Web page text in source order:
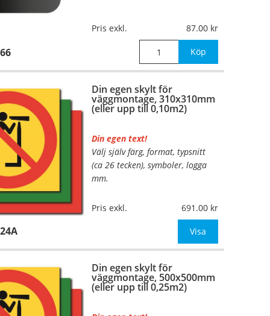
Pris exkl. 87.00
Köp
Din egen skylt för
väggmontage, 310x310mm
(eller upp till 0,10m2)
Din egen text!
Välj själv färg, format, typsnitt
(ca 26 tecken), symboler, logga
mm.
Material:
Plan aluminium,
0,7mm (väggmontage)
310x310mm (eller annat
Be om offert vid antal
Pris exkl. 691.00
Visa
Din egen skylt för
väggmontage, 500x500mm
(eller upp till 0,25m2)